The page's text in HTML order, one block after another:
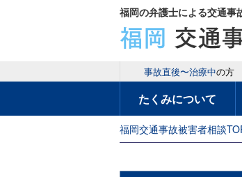
福岡の弁護士による交通事
事故直後〜治療中の方
たくみについて
福岡交通事故被害者相談